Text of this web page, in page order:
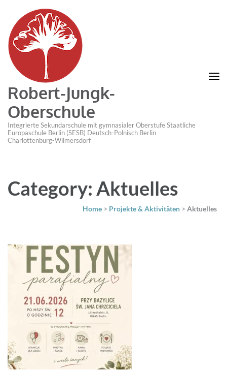
Robert-Jungk-
Oberschule
Integrierte Sekundarschule mit gymnasialer Oberstufe Staatliche
Europaschule Berlin (SESB) Deutsch-Polnisch Berlin
Charlottenburg-Wilmersdorf
Category: Aktuelles
Home > Projekte & Aktivitäten > Aktuelles